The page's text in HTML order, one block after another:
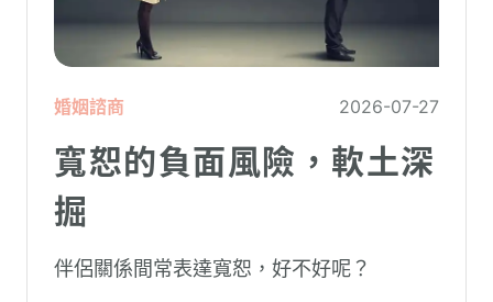
婚姻諮商 2026-07-27
寬恕的負面風險，軟土深
掘
伴侶關係間常表達寬恕，好不好呢？